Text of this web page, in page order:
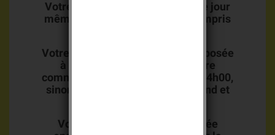
Votre commande est préparée le jour
même de votre commande, y compris
Votre commande est toujours déposée
à la poste le jour même si votre
commande nous parvient avant 14h00,
sinon le lendemain (sauf week end et
Votre commande vous est livrée